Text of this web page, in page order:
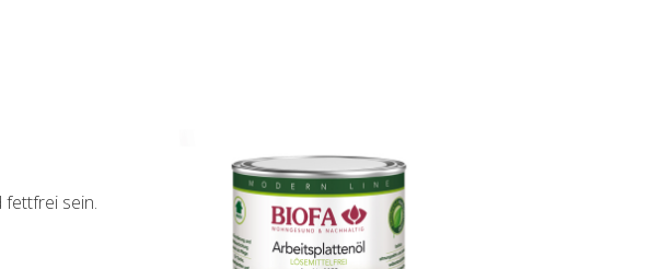
fettfrei sein.